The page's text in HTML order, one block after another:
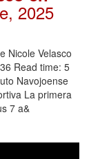
2025
Nicole Velasco
Read time: 5
Navojoense
La primera
7 a&